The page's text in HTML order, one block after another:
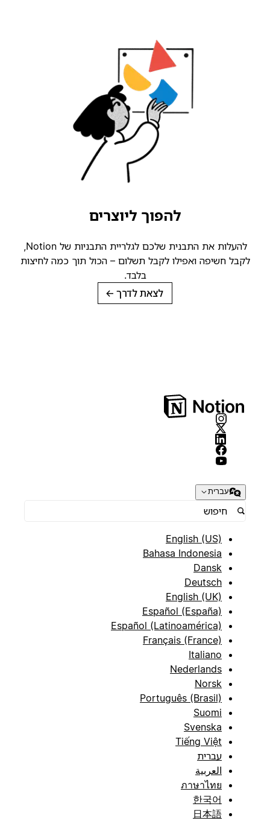
להפוך ליוצרים
להעלות את התבנית שלכם לגלריית התבניות של Notion,
לקבל חשיפה ואפילו לקבל תשלום – הכול תוך כמה לחיצות
בלבד.
לצאת לדרך→
עברית
English (US)
Bahasa Indonesia
Dansk
Deutsch
English (UK)
Español (España)
Español (Latinoamérica)
Français (France)
Italiano
Nederlands
Norsk
Português (Brasil)
Suomi
Svenska
Tiếng Việt
עברית
العربية
ภาษาไทย
한국어
日本語